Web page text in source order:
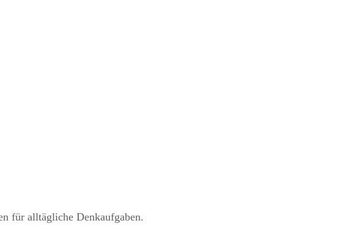
für alltägliche Denkaufgaben.